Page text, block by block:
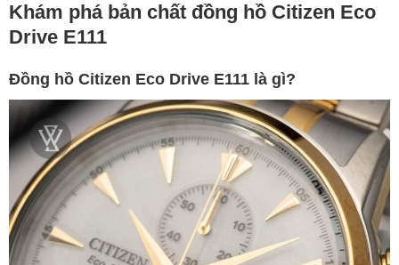
Khám phá bản chất đồng hồ Citizen Eco
Drive E111
Đồng hồ Citizen Eco Drive E111 là gì?